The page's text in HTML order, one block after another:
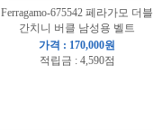
Ferragamo-675542 페라가모 더블
간치니 버클 남성용 벨트
가격 : 170,000원
적립금 : 4,590점